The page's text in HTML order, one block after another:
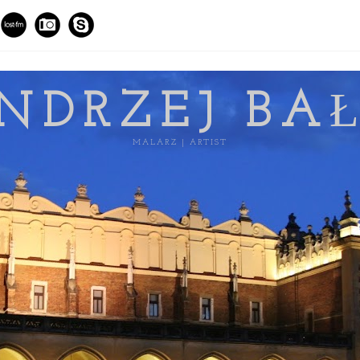
BA
MALARZ | ARTIST